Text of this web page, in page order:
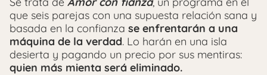
que seis parejas con una supuesta relación sana y
basada en la confianza se enfrentarán a una
máquina de la verdad. Lo harán en una isla
desierta y pagando un precio por sus mentiras:
quien más mienta será eliminado.